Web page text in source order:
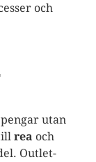
och
utan
rea och
Outlet-